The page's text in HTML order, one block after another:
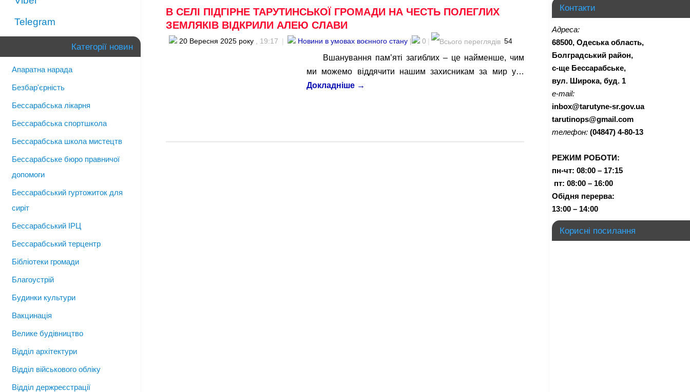
В СЕЛІ ПІДГІРНЕ ТАРУТИНСЬКОЇ ГРОМАДИ НА ЧЕСТЬ ПОЛЕГЛИХ
ЗЕМЛЯКІВ ВІДКРИЛИ АЛЕЮ СЛАВИ
20 Вересня 2025 року , 19:17 | Новини в умовах воєнного стану | 0 | 54
Вшанування пам’яті загиблих – це найменше, чим
ми можемо віддячити нашим захисникам за мир у…
Докладніше →
Telegram
Категорії новин
Апаратна нарада
Безбар'єрність
Бессарабська лікарня
Бессарабська спортшкола
Бессарабська школа мистецтв
Бессарабське бюро правничої
допомоги
Бессарабський гуртожиток для
сиріт
Бессарабський ІРЦ
Бессарабський терцентр
Бібліотеки громади
Благоустрій
Будинки культури
Вакцинація
Велике будівництво
Відділ архітектури
Відділ військового обліку
Відділ держреєстрації
Контакти
Адреса:
68500, Одеська область,
Болградський район,
с-ще Бессарабське,
вул. Широка, буд. 1
e-mail:
inbox@tarutyne-sr.gov.ua
tarutinops@gmail.com
телефон: (04847) 4-80-13
РЕЖИМ РОБОТИ:
пн-чт: 08:00 – 17:15
пт: 08:00 – 16:00
Обідня перерва:
13:00 – 14:00
Корисні посилання